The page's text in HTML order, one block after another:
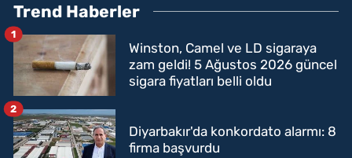
Trend Haberler
Winston, Camel ve LD sigaraya
zam geldi! 5 Ağustos 2026 güncel
sigara fiyatları belli oldu
1
Diyarbakır'da konkordato alarmı: 8
firma başvurdu
2